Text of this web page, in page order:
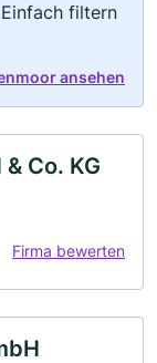
filtern
ansehen
Co. KG
Firma bewerten